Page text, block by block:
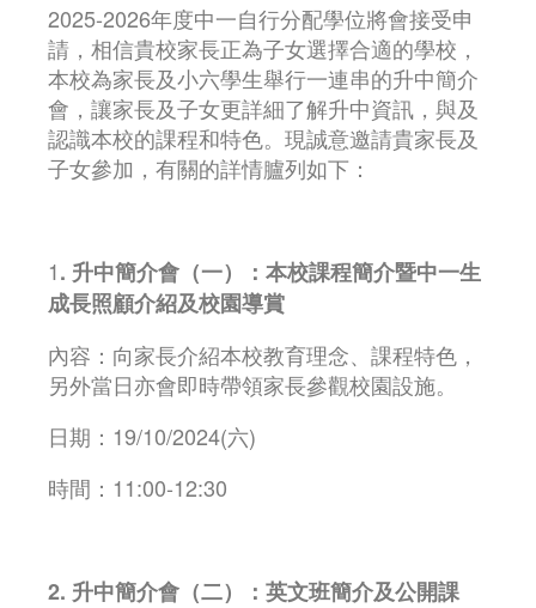
2025-2026年度中一自行分配學位將會接受申
請，相信貴校家長正為子女選擇合適的學校，
本校為家長及小六學生舉行一連串的升中簡介
會，讓家長及子女更詳細了解升中資訊，與及
認識本校的課程和特色。現誠意邀請貴家長及
子女參加，有關的詳情臚列如下：
1. 升中簡介會（一）：本校課程簡介暨中一生
成長照顧介紹及校園導賞
內容：向家長介紹本校教育理念、課程特色，
另外當日亦會即時帶領家長參觀校園設施。
日期：19/10/2024(六)
時間：11:00-12:30
2. 升中簡介會（二）：英文班簡介及公開課